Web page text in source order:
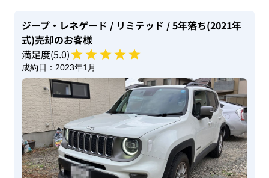
ジープ・レネゲード / リミテッド / 5年落ち(2021年
式)売却のお客様
満足度(5.0)
成約日： 2023年1月